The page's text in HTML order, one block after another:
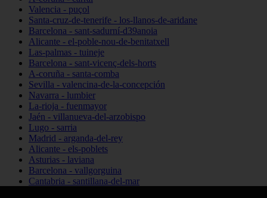
Valencia - puçol
Santa-cruz-de-tenerife - los-llanos-de-aridane
Barcelona - sant-sadurní-d39anoia
Alicante - el-poble-nou-de-benitatxell
Las-palmas - tuineje
Barcelona - sant-vicenç-dels-horts
A-coruña - santa-comba
Sevilla - valencina-de-la-concepción
Navarra - lumbier
La-rioja - fuenmayor
Jaén - villanueva-del-arzobispo
Lugo - sarria
Madrid - arganda-del-rey
Alicante - els-poblets
Asturias - laviana
Barcelona - vallgorguina
Cantabria - santillana-del-mar